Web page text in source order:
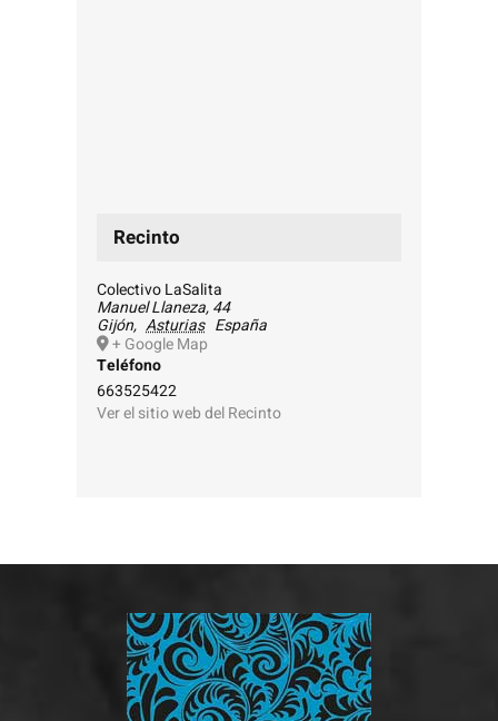
Recinto
Colectivo LaSalita
Manuel Llaneza, 44
Gijón, Asturias España
+ Google Map
Teléfono
663525422
Ver el sitio web del Recinto